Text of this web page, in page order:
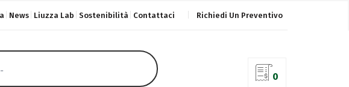
News Liuzza Lab Sostenibilità Contattaci Richiedi Un Preventivo
0